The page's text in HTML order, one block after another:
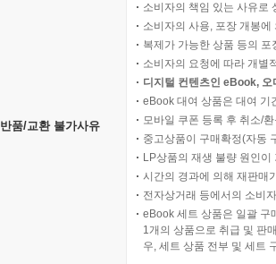
반품/교환 불가사유
소비자의 책임 있는 사유로
소비자의 사용, 포장 개봉
복제가 가능한 상품 등의
소비자의 요청에 따라 개별
디지털 컨텐츠인 eBook,
eBook 대여 상품은 대여 기
모바일 쿠폰 등록 후 취소/
중고상품이 구매확정(자동
LP상품의 재생 불량 원인
시간의 경과에 의해 재판매
전자상거래 등에서의 소비
eBook 세트 상품은 일괄 구
1개의 상품으로 취급 및 판
우, 세트 상품 전부 및 세트